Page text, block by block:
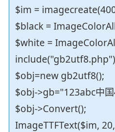
$im =
$black =
$white =
$obj=new gb2utf8();
$obj->gb="123abc中
$obj->Convert();
ImageTTFText($im,